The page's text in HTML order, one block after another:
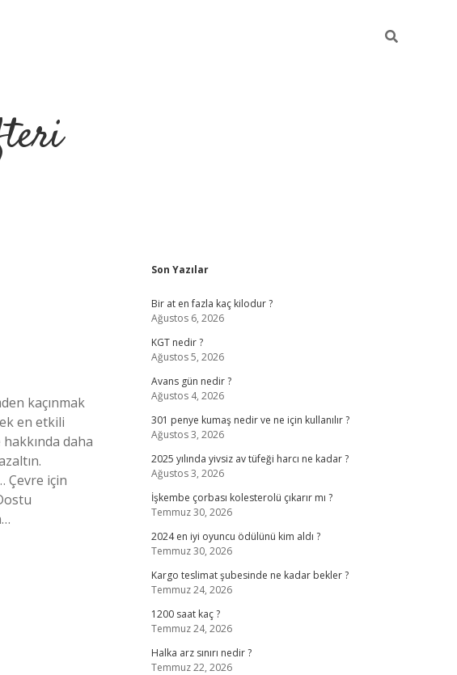
kaçınmak
en etkili
daha
Çevre için
Sidebar
Son Yazılar
Bir at en fazla kaç kilodur ?
Ağustos 6, 2026
KGT nedir ?
Ağustos 5, 2026
Avans gün nedir ?
Ağustos 4, 2026
301 penye kumaş nedir ve ne için kullanılır ?
Ağustos 3, 2026
2025 yılında yivsiz av tüfeği harcı ne kadar ?
Ağustos 3, 2026
İşkembe çorbası kolesterolü çıkarır mı ?
Temmuz 30, 2026
2024 en iyi oyuncu ödülünü kim aldı ?
Temmuz 30, 2026
Kargo teslimat şubesinde ne kadar bekler ?
Temmuz 24, 2026
1200 saat kaç ?
Temmuz 24, 2026
Halka arz sınırı nedir ?
Temmuz 22, 2026